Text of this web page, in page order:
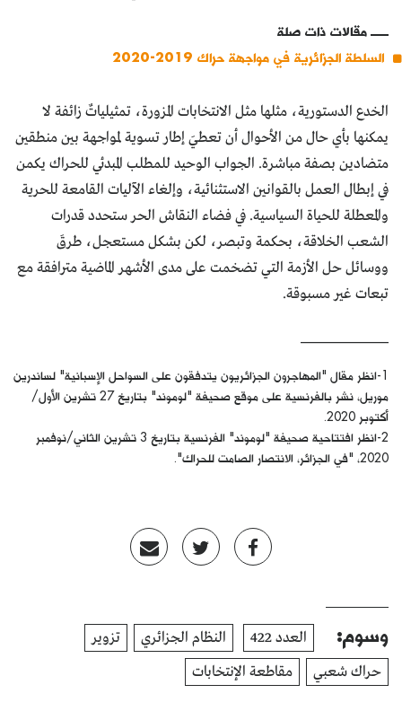
مقالات ذات صلة
السلطة الجزائرية في مواجهة حراك 2019-2020
الخدع الدستورية، مثلها مثل الانتخابات المزورة، تمثيلياتٌ زائفة لا
يمكنها بأي حال من الأحوال أن تعطيَ إطار تسوية لمواجهة بين منطقين
متضادين بصفة مباشرة. الجواب الوحيد للمطلب المبدئي للحراك يكمن
في إبطال العمل بالقوانين الاستثنائية، وإلغاء الآليات القامعة للحرية
والمعطلة للحياة السياسية. في فضاء النقاش الحر ستحدد قدرات
الشعب الخلاقة، بحكمة وتبصر، لكن بشكل مستعجل، طرقَ
ووسائل حل الأزمة التي تضخمت على مدى الأشهر الماضية مترافقة مع
تبعات غير مسبوقة.
1-انظر مقال "المهاجرون الجزائريون يتدفقون على السواحل الإسبانية" لساندرين
موريل، نشر بالفرنسية على موقع صحيفة "لوموند" بتاريخ 27 تشرين الأول/
أكتوبر 2020.
2-انظر افتتاحية صحيفة "لوموند" الفرنسية بتاريخ 3 تشرين الثاني/نوفمبر
2020، "في الجزائر، الانتصار الصامت للحراك".
وسوم: العدد 422 النظام الجزائري
تزوير
حراك شعبي
مقاطعة الإنتخابات